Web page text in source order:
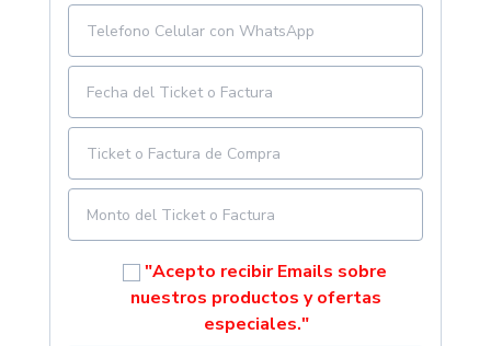
"Acepto recibir Emails sobre
nuestros productos y ofertas
especiales."